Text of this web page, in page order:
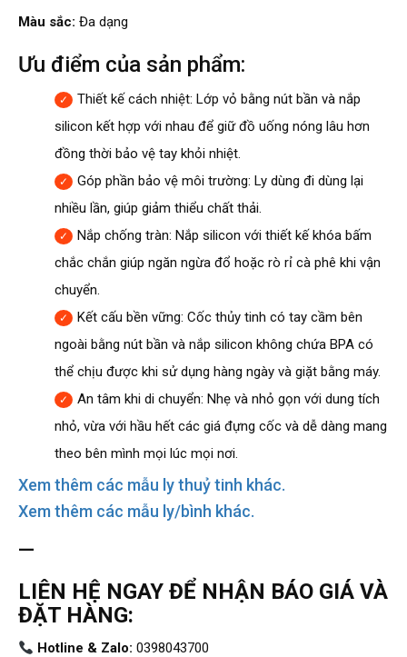
Màu sắc: Đa dạng
Ưu điểm của sản phẩm:
Thiết kế cách nhiệt: Lớp vỏ bằng nút bần và nắp
silicon kết hợp với nhau để giữ đồ uống nóng lâu hơn
đồng thời bảo vệ tay khỏi nhiệt.
Góp phần bảo vệ môi trường: Ly dùng đi dùng lại
nhiều lần, giúp giảm thiểu chất thải.
Nắp chống tràn: Nắp silicon với thiết kế khóa bấm
chắc chắn giúp ngăn ngừa đổ hoặc rò rỉ cà phê khi vận
chuyển.
Kết cấu bền vững: Cốc thủy tinh có tay cầm bên
ngoài bằng nút bần và nắp silicon không chứa BPA có
thể chịu được khi sử dụng hàng ngày và giặt bằng máy.
An tâm khi di chuyển: Nhẹ và nhỏ gọn với dung tích
nhỏ, vừa với hầu hết các giá đựng cốc và dễ dàng mang
theo bên mình mọi lúc mọi nơi.
Xem thêm các mẫu ly thuỷ tinh khác.
Xem thêm các mẫu ly/bình khác.
—
LIÊN HỆ NGAY ĐỂ NHẬN BÁO GIÁ VÀ
ĐẶT HÀNG:
Hotline & Zalo: 0398043700